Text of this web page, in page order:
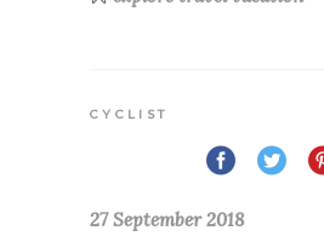
CYCLIST
27 September 2018